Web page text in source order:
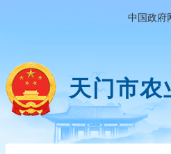
中国政府
天门市农